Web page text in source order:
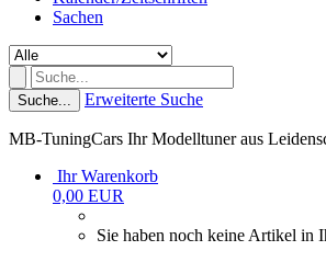
Sachen
Suche... Erweiterte Suche
MB-TuningCars Ihr Modelltuner aus
Ihr Warenkorb
0,00 EUR
Sie haben noch keine Artikel in